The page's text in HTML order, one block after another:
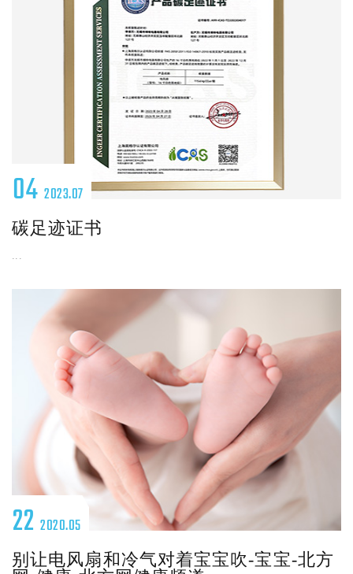
04 2023.07
碳足迹证书
...
22 2020.05
别让电风扇和冷气对着宝宝吹-宝宝-北方